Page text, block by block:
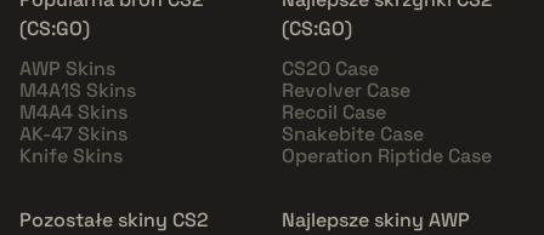
(CS:GO)
AWP Skins
M4A1S Skins
M4A4 Skins
AK-47 Skins
Knife Skins
(CS:GO)
CS20 Case
Revolver Case
Recoil Case
Snakebite Case
Operation Riptide Case
Pozostałe skiny CS2
Najlepsze skiny AWP